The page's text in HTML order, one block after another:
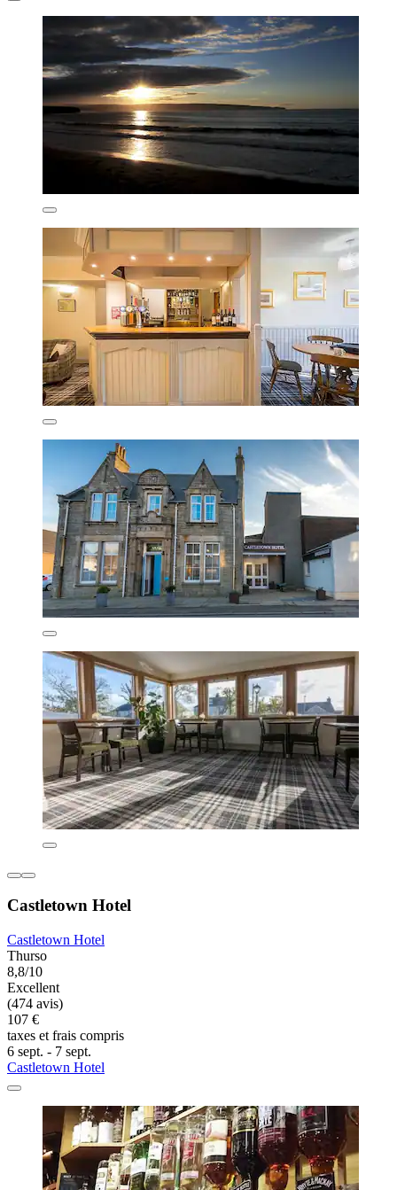
Castletown Hotel
Castletown Hotel
Thurso
8,8/10
Excellent
(474 avis)
107 €
taxes et frais compris
6 sept. - 7 sept.
Castletown Hotel